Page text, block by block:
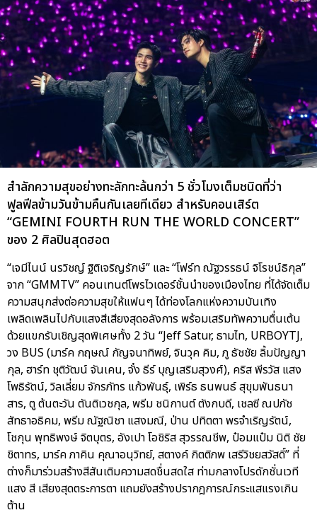
สำลักความสุขอย่างทะลักทะล้นกว่า 5 ชั่วโมงเต็มชนิดที่ว่า
ฟูลฟีลข้ามวันข้ามคืนกันเลยทีเดียว สำหรับคอนเสิร์ต
“GEMINI FOURTH RUN THE WORLD CONCERT”
ของ 2 ศิลปินสุดฮอต
“เจมีไนน์ นรวิชญ์ ฐิติเจริญรักษ์” และ “โฟร์ท ณัฐวรรธน์ จิโรชน์ธิกุล”
จาก “GMMTV” คอนเทนต์โพรไวเดอร์ชั้นนำของเมืองไทย ที่ได้จัดเต็ม
ความสนุกส่งต่อความสุขให้แฟนๆ ได้ท่องโลกแห่งความบันเทิง
เพลิดเพลินไปกับแสงสีเสียงสุดอลังการ พร้อมเสริมทัพความตื่นเต้น
ด้วยแขกรับเชิญสุดพิเศษทั้ง 2 วัน “Jeff Satur, ธามไท, URBOYTJ,
วง BUS (มาร์ค กฤษณ์ กัญจนาทิพย์, จินวุค คิม, ภู ธัชชัย ลิ้มปัญญา
กุล, ฮาร์ท ชุติวัฒน์ จันเคน, จั๋ง ธีร์ บุญเสริมสุวงศ์), คริส พีรวัส แสง
โพธิรัตน์, วิลเลี่ยม จักรภัทร แก้วพันธุ์, เพิร์ธ ธนพนธ์ สุขุมพันธนา
สาร, ตู ต้นตะวัน ตันติเวชกุล, พรีม ชนิกานต์ ตังกบดี, เชลซี ณปภัช
สัทธาอธิคม, พรีม ณัฐณิชา แสงมณี, ป่าน ปทิตตา พรจำเริญรัตน์,
โชกุน พุทธิพงษ์ จิตบุตร, อังเปา โอชิริส สุวรรณชีพ, ป๋อมแป๋ม นิติ ชัย
ชิตาทร, มาร์ค ภาคิน คุณาอนุวิทย์, สตางค์ กิตติภพ เสรีวิชยสวัสดิ์” ที่
ต่างก็มาร่วมสร้างสีสันเติมความสดชื่นสดใส ท่ามกลางโปรดักชั่นเวที
แสง สี เสียงสุดตระการตา แถมยังสร้างปรากฎการณ์กระแสแรงเกิน
ต้าน